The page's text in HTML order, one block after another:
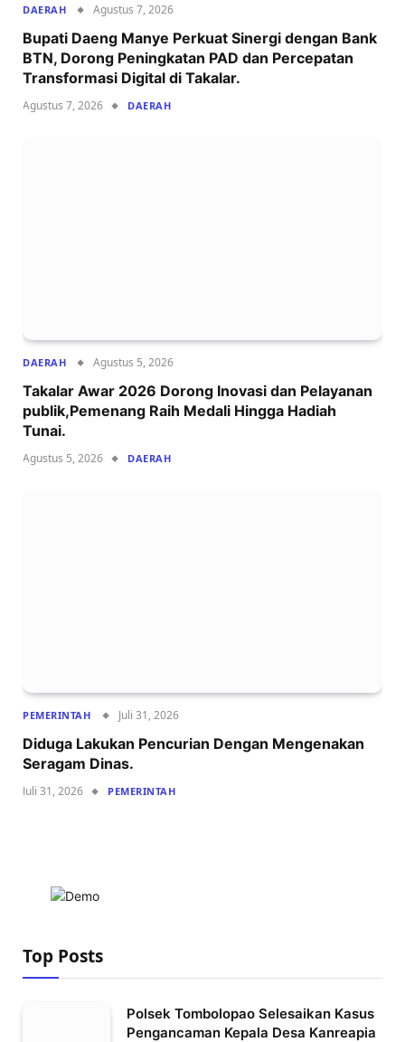
DAERAH Agustus 7, 2026
Bupati Daeng Manye Perkuat Sinergi dengan Bank
BTN, Dorong Peningkatan PAD dan Percepatan
Transformasi Digital di Takalar.
Agustus 7, 2026 DAERAH
DAERAH Agustus 5, 2026
Takalar Awar 2026 Dorong Inovasi dan Pelayanan
publik,Pemenang Raih Medali Hingga Hadiah
Tunai.
Agustus 5, 2026 DAERAH
PEMERINTAH Juli 31, 2026
Diduga Lakukan Pencurian Dengan Mengenakan
Seragam Dinas.
Juli 31, 2026 PEMERINTAH
Top Posts
Polsek Tombolopao Selesaikan Kasus
Pengancaman Kepala Desa Kanreapia